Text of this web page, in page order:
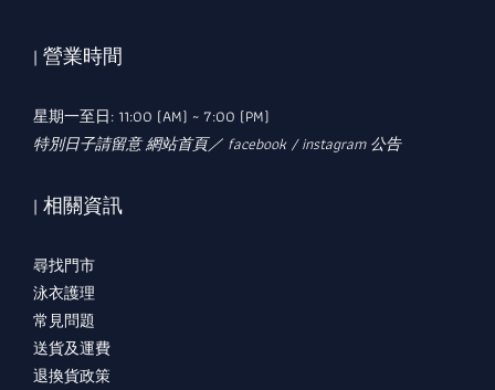
| 營業時間
星期一至日: 11:00 (AM) ~ 7:00 (PM)
特別日子請留意 網站首頁／ facebook / instagram 公告
| 相關資訊
尋找門市
泳衣護理
常見問題
送貨及運費
退換貨政策